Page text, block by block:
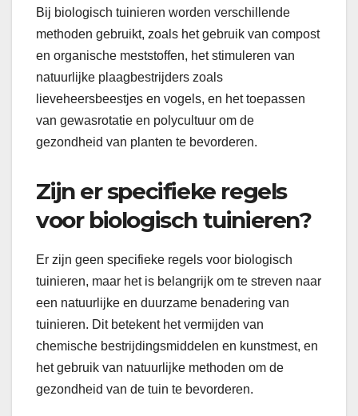
Bij biologisch tuinieren worden verschillende
methoden gebruikt, zoals het gebruik van compost
en organische meststoffen, het stimuleren van
natuurlijke plaagbestrijders zoals
lieveheersbeestjes en vogels, en het toepassen
van gewasrotatie en polycultuur om de
gezondheid van planten te bevorderen.
Zijn er specifieke regels
voor biologisch tuinieren?
Er zijn geen specifieke regels voor biologisch
tuinieren, maar het is belangrijk om te streven naar
een natuurlijke en duurzame benadering van
tuinieren. Dit betekent het vermijden van
chemische bestrijdingsmiddelen en kunstmest, en
het gebruik van natuurlijke methoden om de
gezondheid van de tuin te bevorderen.